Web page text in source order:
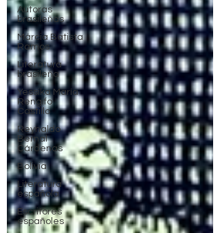
Autoras
brasileñas
Márcia Batista
Ramos
Literatura
brasileña
Yessika María
Rengifo
Castillo
Reynaldo
Bernal
Cárdenas
Bolivia
Literatura
española
Escritores
españoles